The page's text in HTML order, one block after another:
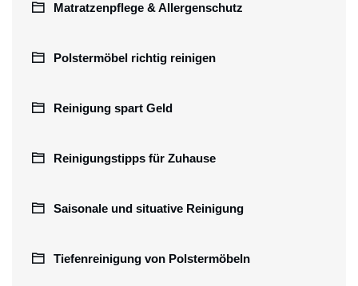
Matratzenpflege & Allergenschutz
Polstermöbel richtig reinigen
Reinigung spart Geld
Reinigungstipps für Zuhause
Saisonale und situative Reinigung
Tiefenreinigung von Polstermöbeln